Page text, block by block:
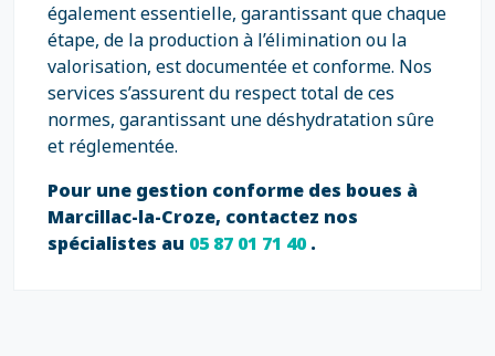
également essentielle, garantissant que chaque
étape, de la production à l’élimination ou la
valorisation, est documentée et conforme. Nos
services s’assurent du respect total de ces
normes, garantissant une déshydratation sûre
et réglementée.
Pour une gestion conforme des boues à
Marcillac-la-Croze, contactez nos
spécialistes au 05 87 01 71 40.